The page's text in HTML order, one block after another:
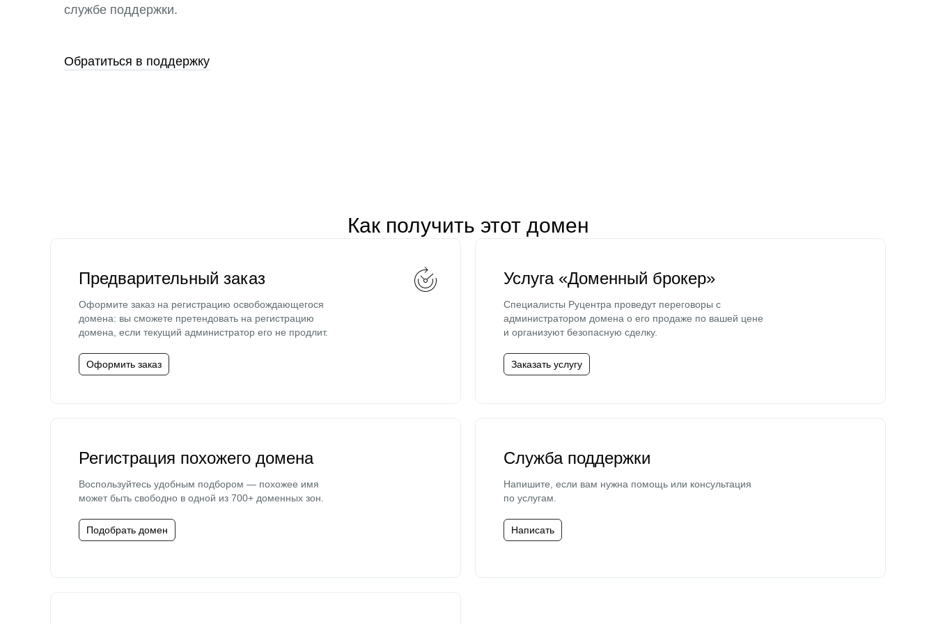
службе поддержки.
Обратиться в поддержку
Как получить этот домен
Предварительный заказ
Оформите заказ на регистрацию освобождающегося
домена: вы сможете претендовать на регистрацию
домена, если текущий администратор его не продлит.
Оформить заказ
Услуга «Доменный брокер»
Специалисты Руцентра проведут переговоры с
администратором домена о его продаже по вашей цене
и организуют безопасную сделку.
Заказать услугу
Регистрация похожего домена
Воспользуйтесь удобным подбором — похожее имя
может быть свободно в одной из 700+ доменных зон.
Подобрать домен
Служба поддержки
Напишите, если вам нужна помощь или консультация
по услугам.
Написать